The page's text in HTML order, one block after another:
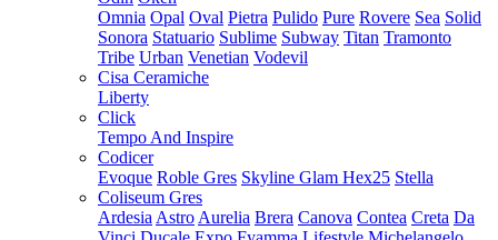
Omnia Opal Oval Pietra Pulido Pure Rovere Sea Solid
Sonora Statuario Sublime Subway Titan Tramonto
Tribe Urban Venetian Vodevil
Cisa Ceramiche
Liberty
Click
Tempo And Inspire
Codicer
Evoque Roble Gres Skyline Glam Hex25 Stella
Coliseum Gres
Ardesia Astro Aurelia Brera Canova Contea Creta Da